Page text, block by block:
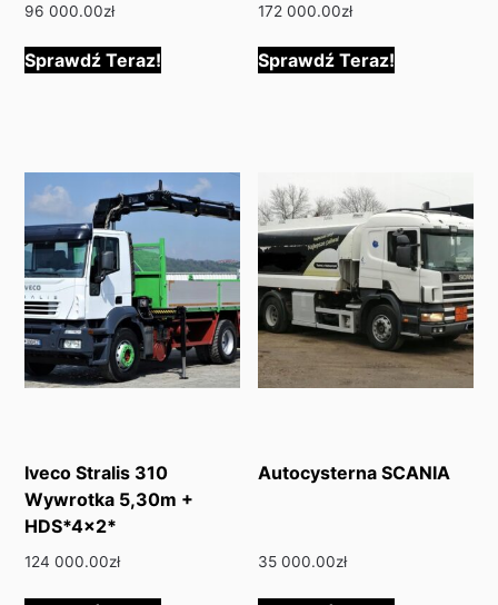
96 000.00zł
Sprawdź Teraz!
172 000.00zł
Sprawdź Teraz!
Iveco Stralis 310
Wywrotka 5,30m +
HDS*4×2*
124 000.00zł
Autocysterna SCANIA
35 000.00zł